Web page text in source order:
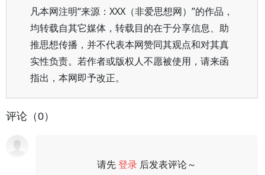
凡本网注明“来源：XXX（非爱思想网）”的作品，
均转载自其它媒体，转载目的在于分享信息、助
推思想传播，并不代表本网赞同其观点和对其真
实性负责。若作者或版权人不愿被使用，请来函
指出，本网即予改正。
评论（0）
请先登录 后发表评论～